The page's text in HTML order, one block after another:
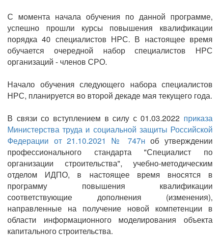
С момента начала обучения по данной программе,
успешно прошли курсы повышения квалификации
порядка 40 специалистов НРС. В настоящее время
обучается очередной набор специалистов НРС
организаций - членов СРО.
Начало обучения следующего набора специалистов
НРС, планируется во второй декаде мая текущего года.
В связи со вступлением в силу с 01.03.2022 приказа
Министерства труда и социальной защиты Российской
Федерации от 21.10.2021 № 747н об утверждении
профессионального стандарта "Специалист по
организации строительства", учебно-методическим
отделом ИДПО, в настоящее время вносятся в
программу повышения квалификации
соответствующие дополнения (изменения),
направленные на получение новой компетенции в
области информационного моделирования объекта
капитального строительства.